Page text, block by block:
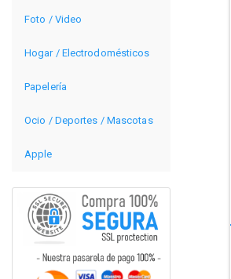
Foto / Video
Hogar / Electrodomésticos
Papelería
Ocio / Deportes / Mascotas
Apple